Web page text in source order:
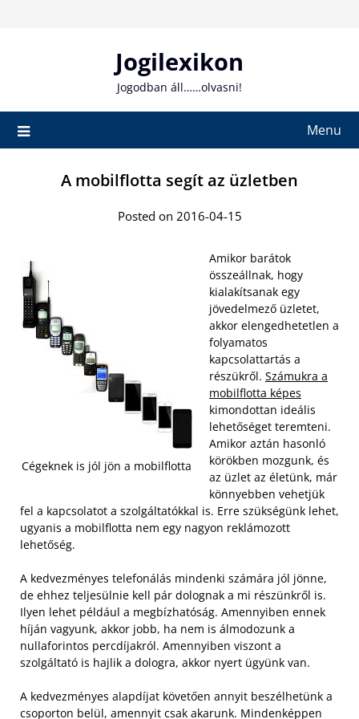
Jogilexikon
Jogodban áll……olvasni!
Menu
A mobilflotta segít az üzletben
Posted on 2016-04-15
Cégeknek is jól jön a mobilflotta
Amikor barátok
összeállnak, hogy
kialakítsanak egy
jövedelmező üzletet,
akkor elengedhetetlen a
folyamatos
kapcsolattartás a
részükről. Számukra a
mobilflotta képes
kimondottan ideális
lehetőséget teremteni.
Amikor aztán hasonló
körökben mozgunk, és
az üzlet az életünk, már
könnyebben vehetjük
fel a kapcsolatot a szolgáltatókkal is. Erre szükségünk lehet,
ugyanis a mobilflotta nem egy nagyon reklámozott
lehetőség.
A kedvezményes telefonálás mindenki számára jól jönne,
de ehhez teljesülnie kell pár dolognak a mi részünkről is.
Ilyen lehet például a megbízhatóság. Amennyiben ennek
híján vagyunk, akkor jobb, ha nem is álmodozunk a
nullaforintos percdíjakról. Amennyiben viszont a
szolgáltató is hajlik a dologra, akkor nyert ügyünk van.
A kedvezményes alapdíjat követően annyit beszélhetünk a
csoporton belül, amennyit csak akarunk. Mindenképpen